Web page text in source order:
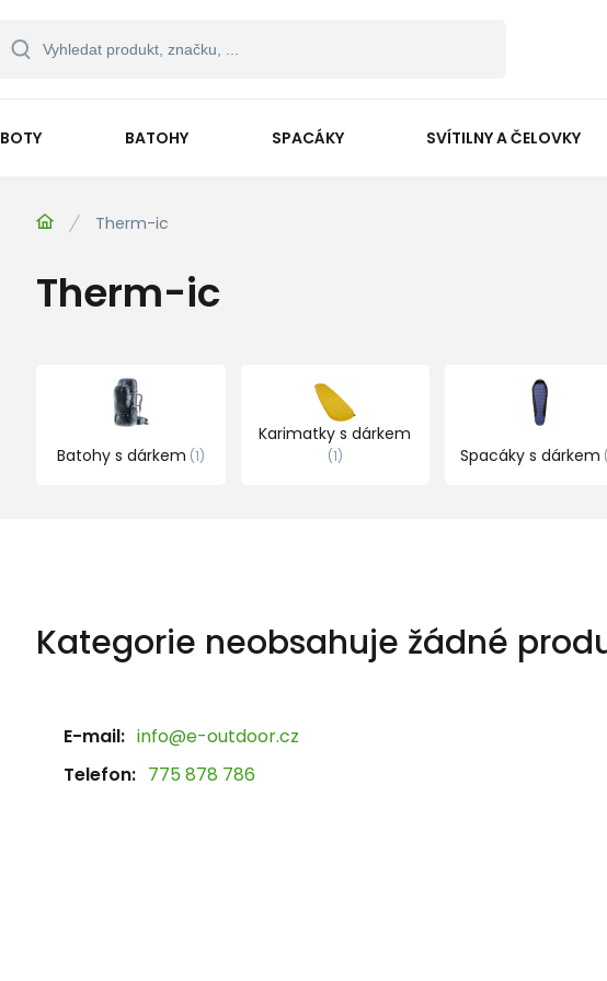
BOTY BATOHY SPACÁKY SVÍTILNY A ČELOVKY
Therm-ic
Therm-ic
Batohy s dárkem 1
Karimatky s dárkem
1 Spacáky s dárkem
Kategorie neobsahuje žádné
E-mail: info@e-outdoor.cz
Telefon: 775 878 786